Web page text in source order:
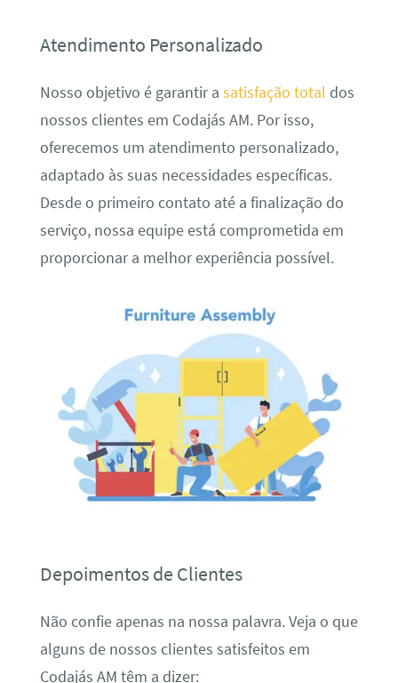
Atendimento Personalizado
Nosso objetivo é garantir a satisfação total dos
nossos clientes em Codajás AM. Por isso,
oferecemos um atendimento personalizado,
adaptado às suas necessidades específicas.
Desde o primeiro contato até a finalização do
serviço, nossa equipe está comprometida em
proporcionar a melhor experiência possível.
Depoimentos de Clientes
Não confie apenas na nossa palavra. Veja o que
alguns de nossos clientes satisfeitos em
Codajás AM têm a dizer: